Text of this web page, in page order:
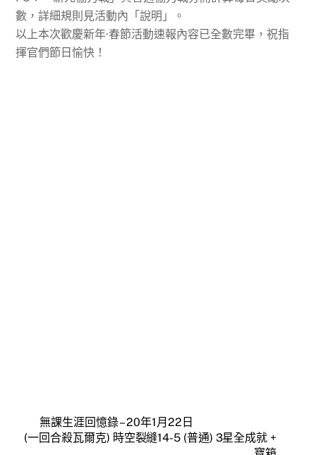
數，詳細規則見活動內「說明」。
以上本次歡慶新年·春節活動速報內容已全數完畢，祝指
揮官們節日愉快！
無課生涯回憶錄 – 20年1月22日
(一回合殺瓦爾克) 時空裂縫14-5 (普通) 3星全成就 +